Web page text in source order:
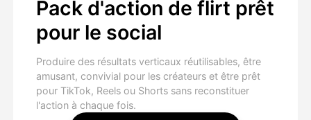
Pack d'action de flirt prêt
pour le social
Produire des résultats verticaux réutilisables, être
amusant, convivial pour les créateurs et être prêt
pour TikTok, Reels ou Shorts sans reconstituer
l'action à chaque fois.